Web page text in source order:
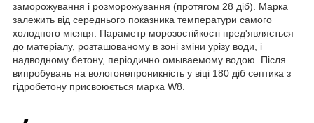
заморожування і розморожування (протягом 28 діб). Марка
залежить від середнього показника температури самого
холодного місяця. Параметр морозостійкості пред'являється
до матеріалу, розташованому в зоні зміни урізу води, і
надводному бетону, періодично омываемому водою. Після
випробувань на вологонепроникність у віці 180 діб септика з
гідробетону присвоюється марка W8.